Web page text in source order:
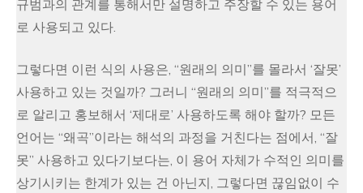
규범과의 관계를 통해서만 설명하고 주장할 수 있는 용어
로 사용되고 있다.
그렇다면 이런 식의 사용은, “원래의 의미”를 몰라서 ‘잘못’
사용하고 있는 것일까? 그러니 “원래의 의미”를 적극적으
로 알리고 홍보해서 ‘제대로’ 사용하도록 해야 할까? 모든
언어는 “왜곡”이라는 해석의 과정을 거친다는 점에서, “잘
못” 사용하고 있다기보다는, 이 용어 자체가 수적인 의미를
상기시키는 한계가 있는 건 아닌지, 그렇다면 끊임없이 수